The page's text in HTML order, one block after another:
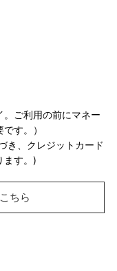
。ご利用の前にマネー
す。）
き、クレジットカード
ます。)
ちら